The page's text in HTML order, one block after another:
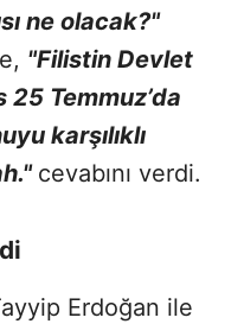
ne olacak?"
"Filistin Devlet
25 Temmuz’da
karşılıklı
cevabını verdi.
Erdoğan ile